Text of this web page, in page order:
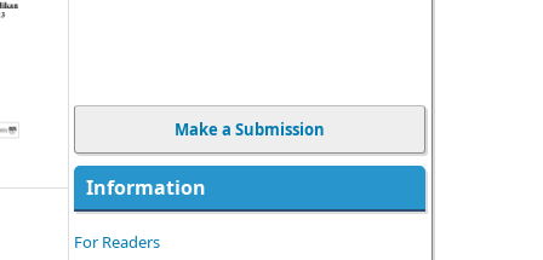
Make a Submission
Information
For Readers